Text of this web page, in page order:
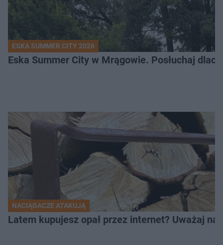
ESKA SUMMER CITY 2026
Eska Summer City w Mrągowie. Posłuchaj
NACIĄGACZE ATAKUJĄ
Latem kupujesz opał przez internet? Uważaj na